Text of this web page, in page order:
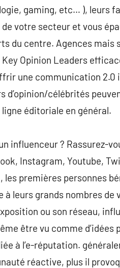
gaming, etc… ), leurs
votre secteur et vous
du centre. Agences mais
Opinion Leaders
une communication 2.0
d’opinion/célébrités
éditoriale en général.
influenceur ? Rassurez-
Instagram, Youtube,
premières personnes
leurs grands nombres de
ou son réseau,
être vu comme d’idées
à l’e-réputation.
réactive, plus il